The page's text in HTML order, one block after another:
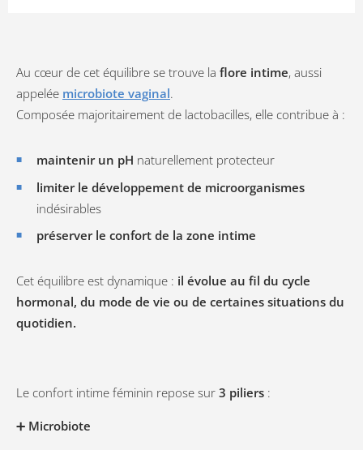
Au cœur de cet équilibre se trouve la flore intime, aussi
appelée microbiote vaginal.
Composée majoritairement de lactobacilles, elle contribue à :
maintenir un pH naturellement protecteur
limiter le développement de microorganismes
indésirables
préserver le confort de la zone intime
Cet équilibre est dynamique : il évolue au fil du cycle
hormonal, du mode de vie ou de certaines situations du
quotidien.
Le confort intime féminin repose sur 3 piliers :
➕ Microbiote